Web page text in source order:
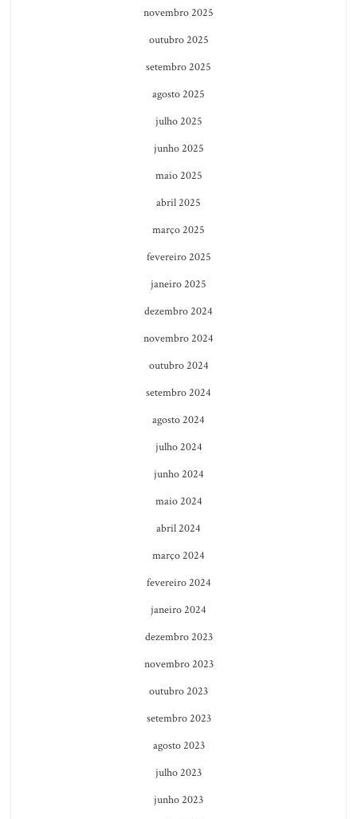
novembro 2025
outubro 2025
setembro 2025
agosto 2025
julho 2025
junho 2025
maio 2025
abril 2025
março 2025
fevereiro 2025
janeiro 2025
dezembro 2024
novembro 2024
outubro 2024
setembro 2024
agosto 2024
julho 2024
junho 2024
maio 2024
abril 2024
março 2024
fevereiro 2024
janeiro 2024
dezembro 2023
novembro 2023
outubro 2023
setembro 2023
agosto 2023
julho 2023
junho 2023